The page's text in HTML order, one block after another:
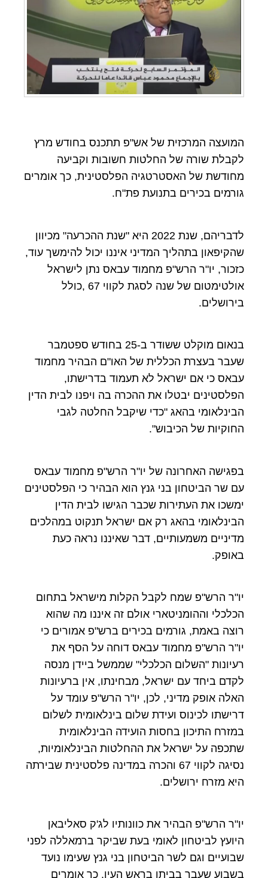
המועצה המרכזית של אש"פ תתכנס בחודש מרץ
לקבלת שורה של החלטות חשובות וקביעה
מחודשת של האסטרטגיה הפלסטינית, כך אומרים
גורמים בכירים בתנועת פת"ח.
לדבריהם, שנת 2022 היא "שנת ההכרעה" מכיוון
שהקיפאון בתהליך המדיני איננו יכול להימשך עוד,
כזכור, יו"ר הרש"פ מחמוד עבאס נתן לישראל
אולטימטום של שנה לסגת לקווי 67 ,כולל
בירושלים.
בנאום מוקלט ששודר ב-25 בחודש ספטמבר
שעבר בעצרת הכללית של האו"ם הבהיר מחמוד
עבאס כי אם ישראל לא תעמוד בדרישתו,
הפלסטינים יבטלו את ההכרה בה ויפנו לבית הדין
הבינלאומי בהאג "כדי שיקבל החלטה לגבי
החוקיות של הכיבוש".
בפגישה האחרונה של יו"ר הרש"פ מחמוד עבאס
עם שר הביטחון בני גנץ הוא הבהיר כי הפלסטינים
ימשכו את העתירות שכבר הגישו לבית הדין
הבינלאומי בהאג רק אם ישראל תנקוט במהלכים
מדיניים משמעותיים, דבר שאיננו נראה כעת
באופק.
יו"ר הרש"פ שמח לקבל הקלות מישראל בתחום
הכלכלי וההומניטארי אולם זה איננו מה שהוא
רוצה באמת, גורמים בכירים ברש"פ אמורים כי
יו"ר הרש"פ מחמוד עבאס דוחה על הסף את
רעיונות "השלום הכלכלי" שממשל ביידן מנסה
לקדם ביחד עם ישראל, מבחינתו, אין ברעיונות
האלה אופק מדיני, לכן, יו"ר הרש"פ עומד על
דרישתו לכינוס ועידת שלום בינלאומית לשלום
במזרח התיכון בחסות הועידה הבינלאומית
שתכפה על ישראל את ההחלטות הבינלאומיות,
נסיגה לקווי 67 והכרה במדינה פלסטינית שבירתה
היא מזרח ירושלים.
יו"ר הרש"פ הבהיר את כוונותיו לג'ק סאליבאן
היועץ לביטחון לאומי בעת שביקר ברמאללה לפני
שבועיים וגם לשר הביטחון בני גנץ שעימו נועד
בשבוע שעבר בביתו בראש העין, כך אומרים